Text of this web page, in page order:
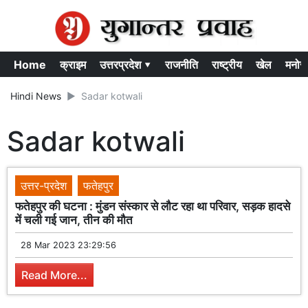
Home क्राइम उत्तरप्रदेश ▾ राजनीति राष्ट्रीय खेल
Hindi News Sadar kotwali
Sadar kotwali
उत्तर-प्रदेश
फतेहपुर
फतेहपुर की घटना : मुंडन संस्कार से लौट रहा था परिवार, सड़क हादसे
में चली गई जान, तीन की मौत
28 Mar 2023 23:29:56
Read More...